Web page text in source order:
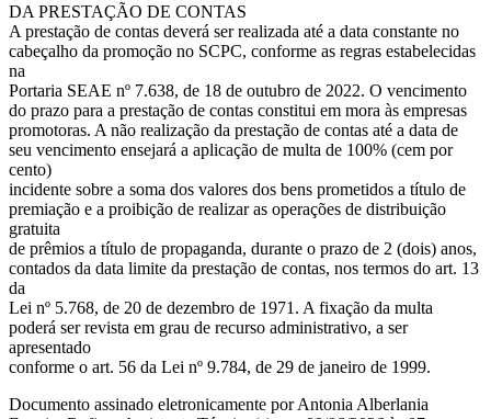
DA PRESTAÇÃO DE CONTAS
A prestação de contas deverá ser realizada até a data constante no
cabeçalho da promoção no SCPC, conforme as regras estabelecidas
na
Portaria SEAE nº 7.638, de 18 de outubro de 2022. O vencimento
do prazo para a prestação de contas constitui em mora às empresas
promotoras. A não realização da prestação de contas até a data de
seu vencimento ensejará a aplicação de multa de 100% (cem por
cento)
incidente sobre a soma dos valores dos bens prometidos a título de
premiação e a proibição de realizar as operações de distribuição
gratuita
de prêmios a título de propaganda, durante o prazo de 2 (dois) anos,
contados da data limite da prestação de contas, nos termos do art. 13
da
Lei nº 5.768, de 20 de dezembro de 1971. A fixação da multa
poderá ser revista em grau de recurso administrativo, a ser
apresentado
conforme o art. 56 da Lei nº 9.784, de 29 de janeiro de 1999.
Documento assinado eletronicamente por Antonia Alberlania